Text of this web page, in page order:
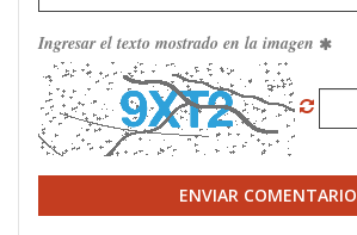
Ingresar el texto mostrado en la imagen
ENVIAR COMENTARIO